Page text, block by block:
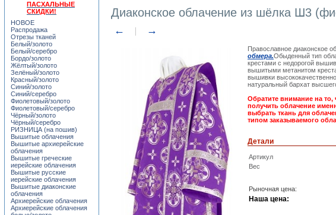
Диаконское облачение из шёлка Ш3
← →
Православное диаконское
обмера.Обыденный тип
крестами с недорогой
вышитыми метанитом
вышивки
натуральный бархат
Обратите внимание на
получить облачение
выбрать ткань для
типом заказываемого
Детали
Артикул
Вес
Рыночная цена:
Наша цена:
ПАСХАЛЬНЫЕ
СКИДКИ!
НОВОЕ
Распродажа
Отрезы тканей
Белый/золото
Белый/серебро
Бордо/золото
Жёлтый/золото
Зелёный/золото
Красный/золото
Синий/золото
Синий/серебро
Фиолетовый/золото
Фиолетовый/серебро
Чёрный/золото
Чёрный/серебро
РИЗНИЦА (на пошив)
Вышитые облачения
Вышитые архиерейские
облачения
Вышитые греческие
иерейские облачения
Вышитые русские
иерейские облачения
Вышитые диаконские
облачения
Архиерейские облачения
Архиерейские облачения